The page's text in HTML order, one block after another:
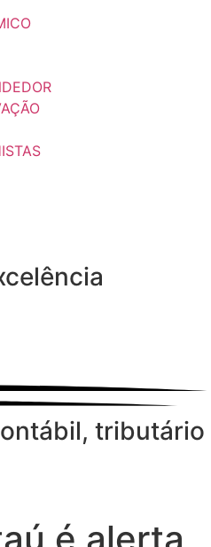
tributário